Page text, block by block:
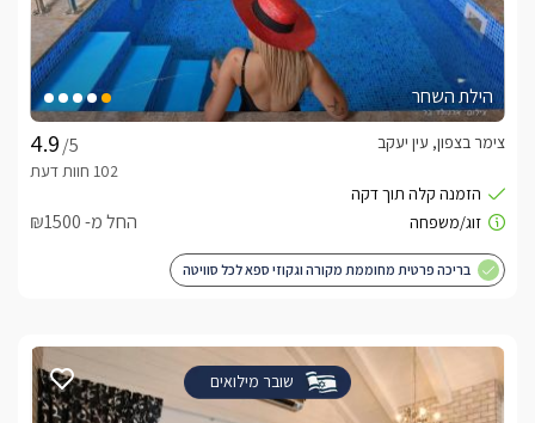
הילת השחר
/5
צימר בצפון, עין יעקב
החל מ- ₪1500
בריכה פרטית מחוממת מקורה וגקוזי ספא לכל סוויטה
שובר מילואים